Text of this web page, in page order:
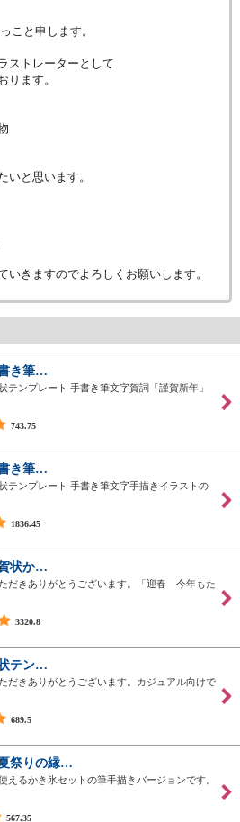
こと申します。
ストレーターとして
ります。
いと思います。
いきますのでよろしくお願いします。
き筆…
テンプレート 手書き筆文字賀詞「謹賀新年」
743.75
き筆…
テンプレート 手書き筆文字手描きイラストの
1836.45
状か…
だきありがとうございます。「迎春 今年もた
3320.8
テン…
だきありがとうございます。カジュアル向けで
689.5
祭りの縁…
えるかき氷セットの筆手描きバージョンです。
567.35